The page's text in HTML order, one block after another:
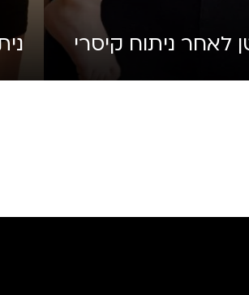
לאחר ניתוח קיסרי